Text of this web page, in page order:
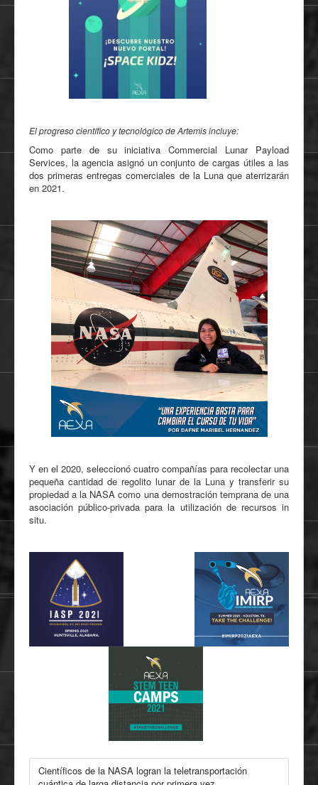
El progreso científico y tecnológico de Artemis incluye:
Como parte de su iniciativa Commercial Lunar Payload
Services, la agencia asignó un conjunto de cargas útiles a las
dos primeras entregas comerciales de la Luna que aterrizarán
en 2021.
Y en el 2020, seleccionó cuatro compañías para recolectar una
pequeña cantidad de regolito lunar de la Luna y transferir su
propiedad a la NASA como una demostración temprana de una
asociación público-privada para la utilización de recursos in
situ.
Científicos de la NASA logran la teletransportación